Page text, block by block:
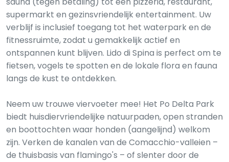
supermarkt en gezinsvriendelijk entertainment. Uw
verblijf is inclusief toegang tot het waterpark en de
fitnessruimte, zodat u gemakkelijk actief en
ontspannen kunt blijven. Lido di Spina is perfect om te
fietsen, vogels te spotten en de lokale flora en fauna
langs de kust te ontdekken.
Neem uw trouwe viervoeter mee! Het Po Delta Park
biedt huisdiervriendelijke natuurpaden, open stranden
en boottochten waar honden (aangelijnd) welkom
zijn. Verken de kanalen van de Comacchio-valleien –
de thuisbasis van flamingo's – of slenter door de